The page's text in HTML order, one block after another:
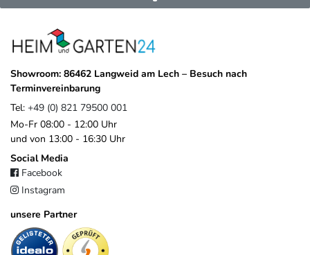
Showroom: 86462 Langweid am Lech – Besuch nach
Terminvereinbarung
Tel: +49 (0) 821 79500 001
Mo-Fr 08:00 - 12:00 Uhr
und von 13:00 - 16:30 Uhr
Social Media
Facebook
Instagram
unsere Partner